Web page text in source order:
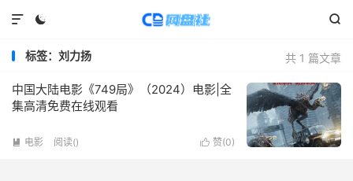
 

共 1 篇文章
标签：刘力扬
中国大陆电影《749局》（2024）电影|全
集高清免费在线观看
 赞(0)
 电影 阅读()